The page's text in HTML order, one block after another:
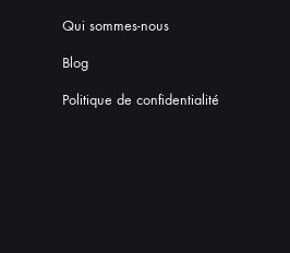
Qui sommes-nous
Blog
Politique de confidentialité